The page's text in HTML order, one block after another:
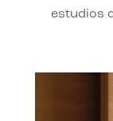
estudios